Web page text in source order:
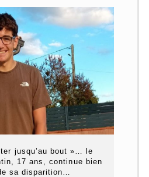
jusqu’au bout »… le
17 ans, continue bien
sa disparition…